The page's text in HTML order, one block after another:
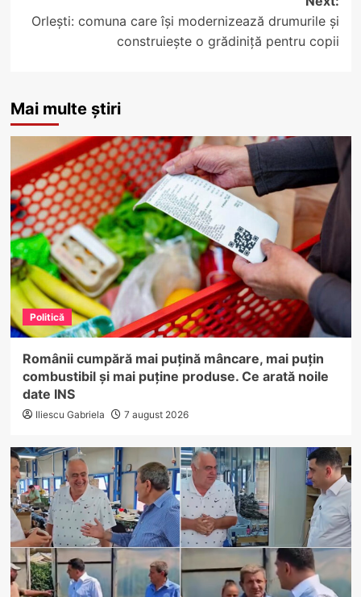
Orlești: comuna care își modernizează drumurile și
construiește o grădiniță pentru copii
Mai multe știri
Politică
Românii cumpără mai puțină mâncare, mai puțin
combustibil și mai puține produse. Ce arată noile
date INS
Iliescu Gabriela 7 august 2026